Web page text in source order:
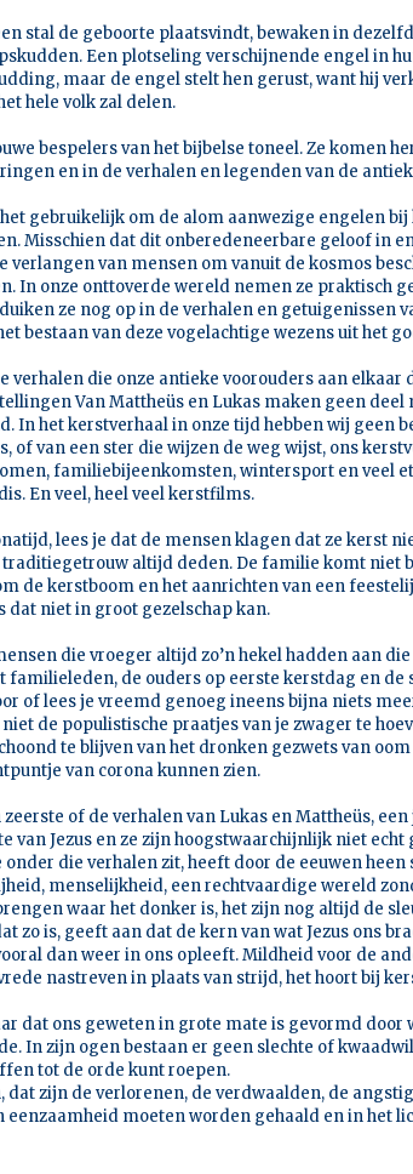
stal de geboorte plaatsvindt, bewaken in
Een plotseling verschijnende engel in
maar de engel stelt hen gerust, want hij
hele volk zal delen.
bespelers van het bijbelse toneel. Ze komen
en in de verhalen en legenden van de
gebruikelijk om de alom aanwezige engelen bij
Misschien dat dit onberedeneerbare geloof in
verlangen van mensen om vanuit de kosmos
In onze onttoverde wereld nemen ze praktisch
ze nog op in de verhalen en getuigenissen
bestaan van deze vogelachtige wezens uit het
verhalen die onze antieke voorouders aan elkaar
Van Mattheüs en Lukas maken geen deel
In het kerstverhaal in onze tijd hebben wij geen
of van een ster die wijzen de weg wijst, ons
familiebijeenkomsten, wintersport en veel
En veel, heel veel kerstfilms.
lees je dat de mensen klagen dat ze kerst
traditiegetrouw altijd deden. De familie komt niet
de kerstboom en het aanrichten van een
dat niet in groot gezelschap kan.
die vroeger altijd zo’n hekel hadden aan
de ouders op eerste kerstdag en de
of lees je vreemd genoeg ineens bijna niets
de populistische praatjes van je zwager te
te blijven van het dronken gezwets van oom
van corona kunnen zien.
of de verhalen van Lukas en Mattheüs,
van Jezus en ze zijn hoogstwaarchijnlijk niet echt
die verhalen zit, heeft door de eeuwen heen
menselijkheid, een rechtvaardige wereld
waar het donker is, het zijn nog altijd de
zo is, geeft aan dat de kern van wat Jezus ons
dan weer in ons opleeft. Mildheid voor de
nastreven in plaats van strijd, het hoort bij
dat ons geweten in grote mate is gevormd door
In zijn ogen bestaan er geen slechte of
tot de orde kunt roepen.
dat zijn de verlorenen, de verdwaalden, de
eenzaamheid moeten worden gehaald en in het